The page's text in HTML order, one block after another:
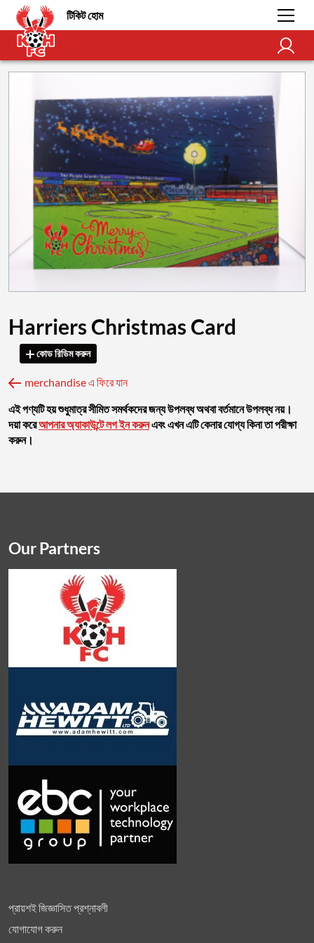
টিকিট হোম
Harriers Christmas Card
কোড রিডিম করুন
merchandise এ ফিরে যান
এই পণ্যটি হয় শুধুমাত্র সীমিত সমর্থকদের জন্য উপলব্ধ অথবা বর্তমানে উপলব্ধ নয়।
দয়া করেআপনার অ্যাকাউন্টে লগ ইন করুনএবং এখন এটি কেনার যোগ্য কিনা তা পরীক্ষা
করুন।
প্রায়শই জিজ্ঞাসিত প্রশ্নাবলী
যোগাযোগ করুন
Our Partners